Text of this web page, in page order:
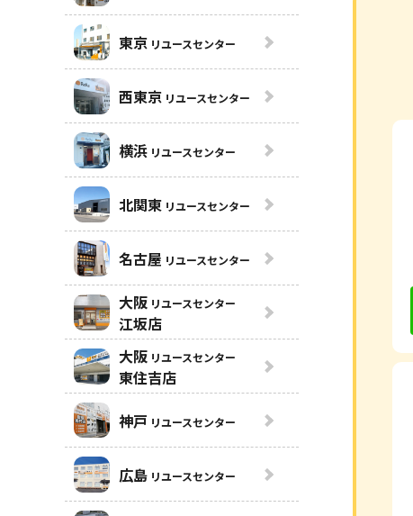
東京 リユースセンター
西東京 リユースセンター
横浜 リユースセンター
北関東 リユースセンター
名古屋 リユースセンター
大阪 リユースセンター
江坂店
大阪 リユースセンター
東住吉店
神戸 リユースセンター
広島 リユースセンター